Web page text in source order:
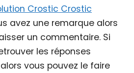
Crostic Crostic
avez une remarque alors
un commentaire. Si
les réponses
vous pouvez le faire